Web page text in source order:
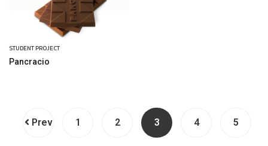
STUDENT PROJECT
Pancracio
Prev 1 2 3 4 5